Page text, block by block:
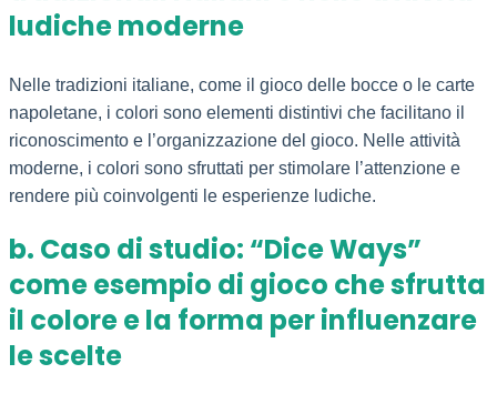
ludiche moderne
Nelle tradizioni italiane, come il gioco delle bocce o le carte
napoletane, i colori sono elementi distintivi che facilitano il
riconoscimento e l’organizzazione del gioco. Nelle attività
moderne, i colori sono sfruttati per stimolare l’attenzione e
rendere più coinvolgenti le esperienze ludiche.
b. Caso di studio: “Dice Ways”
come esempio di gioco che sfrutta
il colore e la forma per influenzare
le scelte